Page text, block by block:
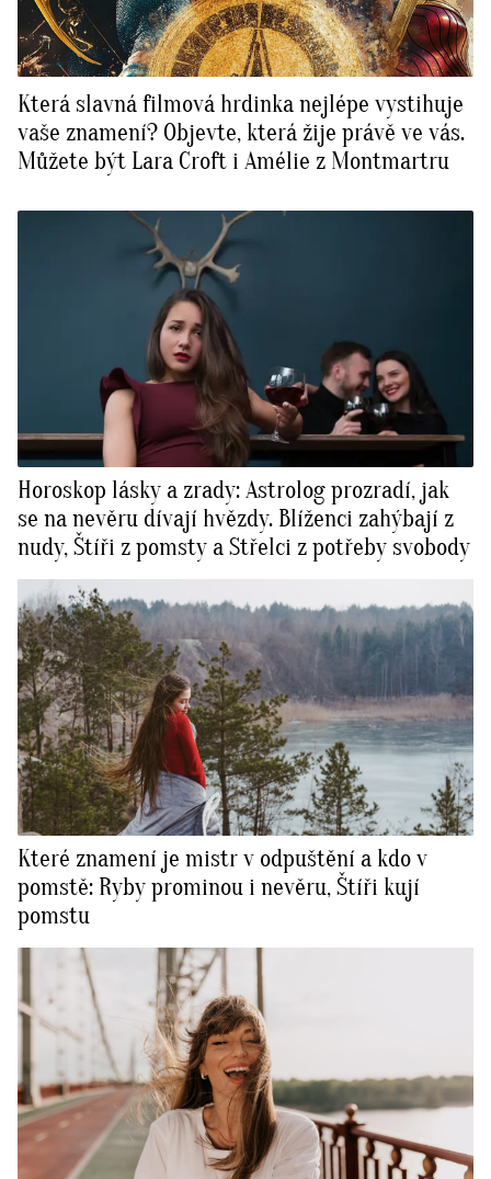
Která slavná filmová hrdinka nejlépe vystihuje
vaše znamení? Objevte, která žije právě ve vás.
Můžete být Lara Croft i Amélie z Montmartru
Horoskop lásky a zrady: Astrolog prozradí, jak
se na nevěru dívají hvězdy. Blíženci zahýbají z
nudy, Štíři z pomsty a Střelci z potřeby svobody
Které znamení je mistr v odpuštění a kdo v
pomstě: Ryby prominou i nevěru, Štíři kují
pomstu